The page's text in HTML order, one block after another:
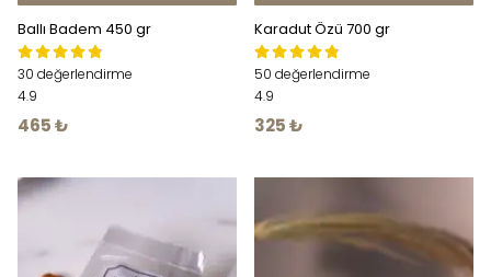
Ballı Badem 450 gr
30 değerlendirme
4.9
465 ₺
Karadut Özü 700 gr
50 değerlendirme
4.9
325 ₺